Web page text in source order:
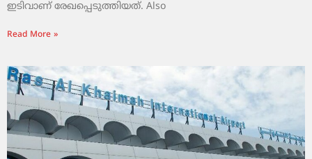
ഇടിവാണ് രേഖപ്പെടുത്തിയത്. Also
Read More »